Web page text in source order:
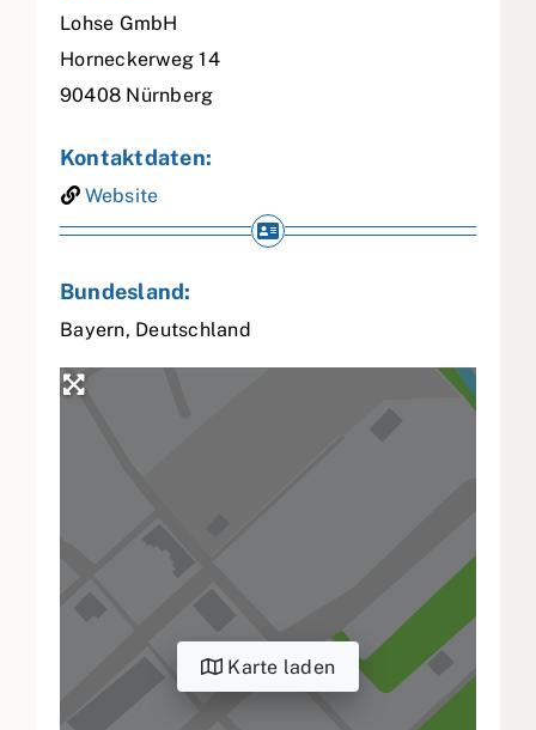
Lohse GmbH
Horneckerweg 14
90408 Nürnberg
Kontaktdaten:
Website
Bundesland:
Bayern, Deutschland
Karte laden